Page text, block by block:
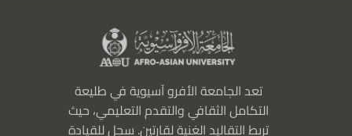
تعد الجامعة الأفرو آسيوية في طليعة
التكامل الثقافي والتقدم التعليمي، حيث
تربط التقاليد الغنية لقارتين. سجل للقيادة